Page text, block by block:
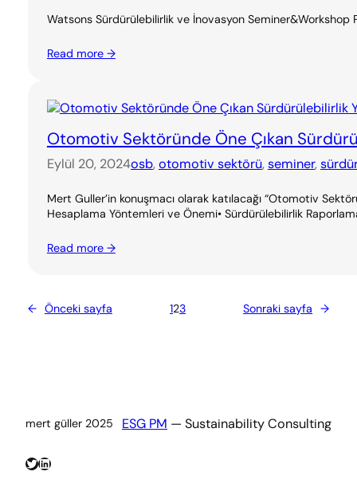
Watsons Sürdürülebilirlik ve İnovasyon Seminer&Workshop
Read more →
Otomotiv Sektöründe Öne Çıkan
Eylül 20, 2024osb, otomotiv sektörü, seminer,
Mert Guller’in konuşmacı olarak katılacağı “Otomotiv
Hesaplama Yöntemleri ve Önemi• Sürdürülebilirlik
Read more →
← Önceki sayfa 123 Sonraki sayfa →
mert güller 2025 ESG PM — Sustainability Consulting
Twitter
LinkedIn